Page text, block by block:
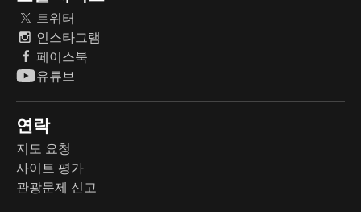
트위터
인스타그램
페이스북
유튜브
연락
지도 요청
사이트 평가
관광문제 신고